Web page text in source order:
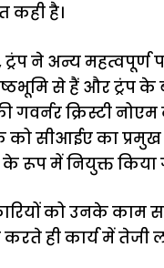
कही है।
ने अन्य महत्वपूर्ण
से हैं और ट्रंप
क्रिस्टी नोएम
सीआईए का प्रमुख
रूप में नियुक्त किया
को उनके काम
ही कार्य में तेजी